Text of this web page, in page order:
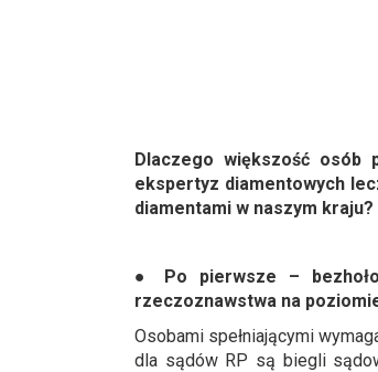
Dlaczego większość osób
ekspertyz diamentowych
diamentami w naszym kraju?
● Po pierwsze
–
rzeczoznawstwa na
Osobami spełniającymi
dla sądów RP są biegli